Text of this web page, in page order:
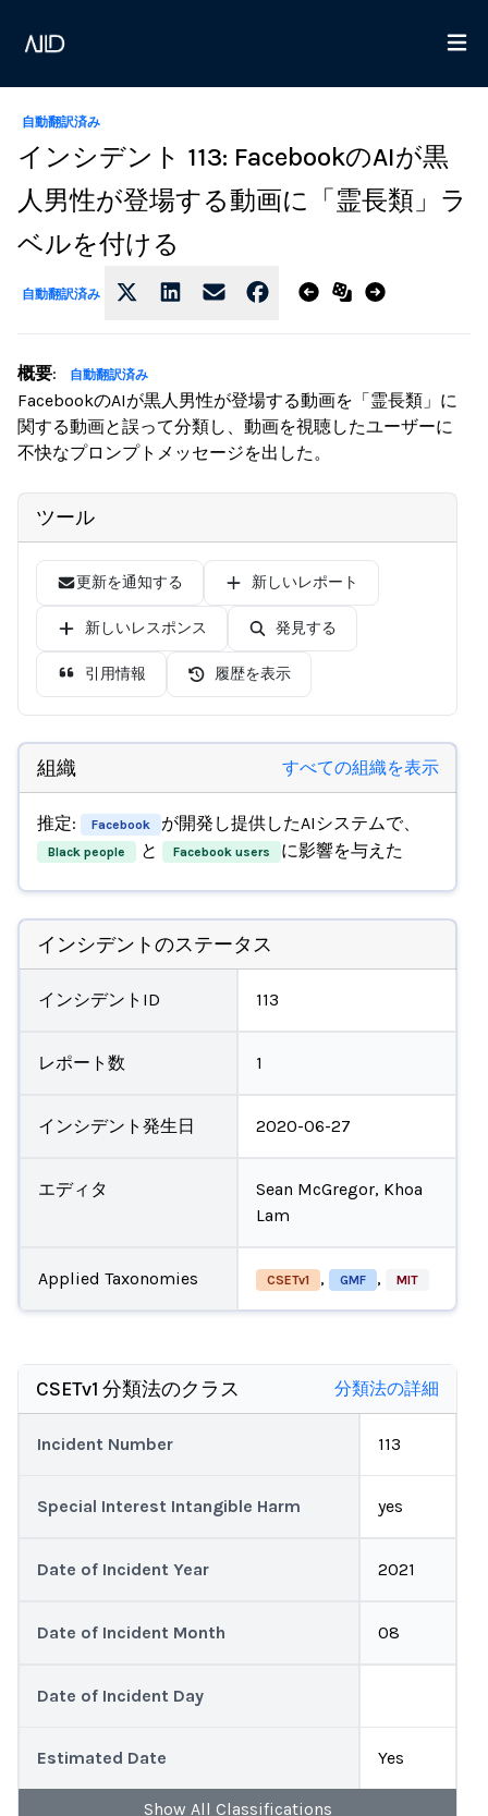
自動翻訳済み
インシデント 113: FacebookのAIが黒
人男性が登場する動画に「霊長類」ラ
ベルを付ける
自動翻訳済み
概要: 自動翻訳済み
FacebookのAIが黒人男性が登場する動画を「霊長類」に
関する動画と誤って分類し、動画を視聴したユーザーに
不快なプロンプトメッセージを出した。
ツール
更新を通知する 新しいレポート
新しいレスポンス 発見する
引用情報 履歴を表示
組織 すべての組織を表示
推定: Facebook が開発し提供したAIシステムで、
Black people と Facebook users に影響を与えた
インシデントのステータス
インシデントID 113
レポート数 1
インシデント発生日 2020-06-27
エディタ
Sean McGregor, Khoa
Lam
Applied Taxonomies CSETv1 , GMF , MIT
CSETv1 分類法のクラス 分類法の詳細
Incident Number 113
Special Interest Intangible Harm yes
Date of Incident Year 2021
Date of Incident Month 08
Date of Incident Day
Estimated Date Yes
Show All Classifications